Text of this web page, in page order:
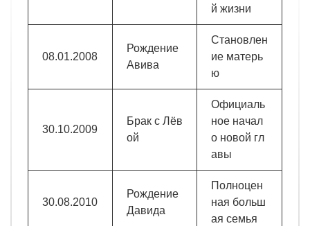
й жизни
08.01.2008
Рождение
Авива
Становлен
ие матерь
ю
30.10.2009
Брак с Лёв
ой
Официаль
ное начал
о новой гл
авы
30.08.2010
Рождение
Давида
Полноцен
ная больш
ая семья